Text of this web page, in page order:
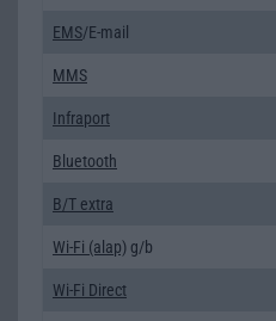
EMS/E-mail
MMS
Infraport
Bluetooth
B/T extra
Wi-Fi (alap) g/b
Wi-Fi Direct